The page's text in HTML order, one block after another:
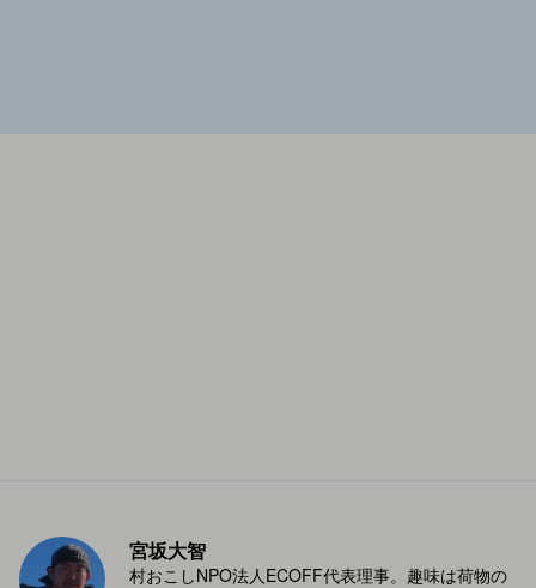
宮坂大智
村おこしNPO法人ECOFF代表理事。趣味は荷物の